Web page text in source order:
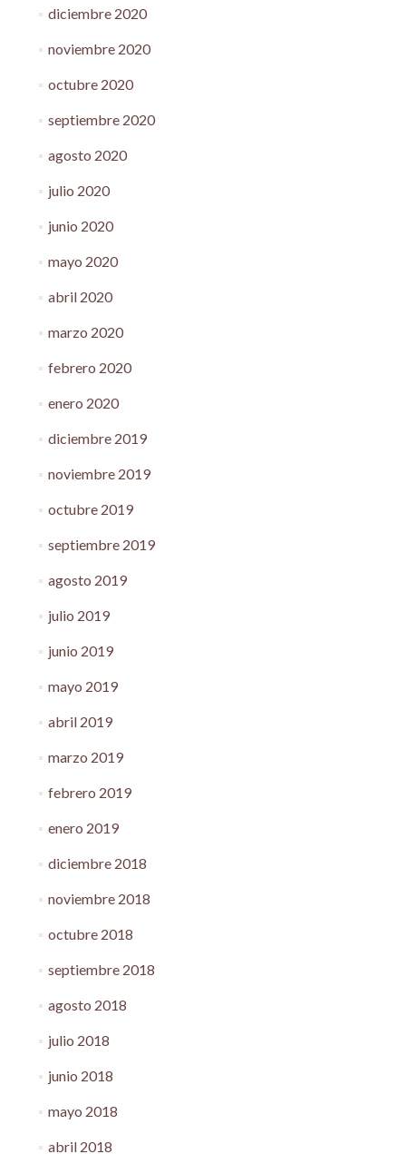
diciembre 2020
noviembre 2020
octubre 2020
septiembre 2020
agosto 2020
julio 2020
junio 2020
mayo 2020
abril 2020
marzo 2020
febrero 2020
enero 2020
diciembre 2019
noviembre 2019
octubre 2019
septiembre 2019
agosto 2019
julio 2019
junio 2019
mayo 2019
abril 2019
marzo 2019
febrero 2019
enero 2019
diciembre 2018
noviembre 2018
octubre 2018
septiembre 2018
agosto 2018
julio 2018
junio 2018
mayo 2018
abril 2018